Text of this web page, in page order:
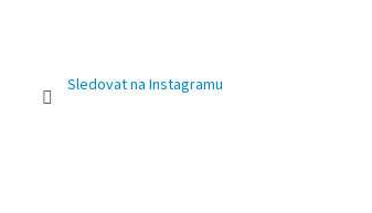
Sledovat na Instagramu